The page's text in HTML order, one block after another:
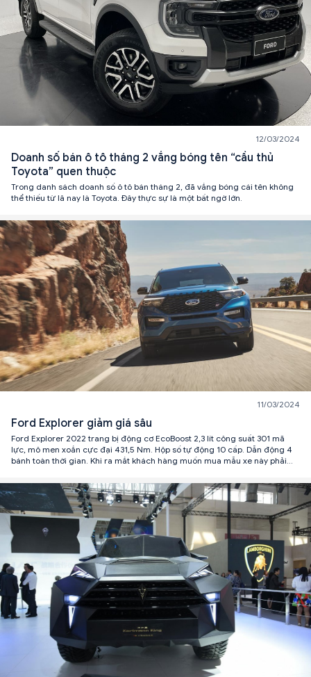
12/03/2024
Doanh số bán ô tô tháng 2 vắng bóng tên “cầu thủ
Toyota” quen thuộc
Trong danh sách doanh số ô tô bán tháng 2, đã vắng bóng cái tên không
thể thiếu từ lâ nay là Toyota. Đây thực sự là một bất ngờ lớn.
11/03/2024
Ford Explorer giảm giá sâu
Ford Explorer 2022 trang bị động cơ EcoBoost 2,3 lít công suất 301 mã
lực, mô men xoắn cực đại 431,5 Nm. Hộp số tự động 10 cấp. Dẫn động 4
bánh toàn thời gian. Khi ra mắt khách hàng muốn mua mẫu xe này phải